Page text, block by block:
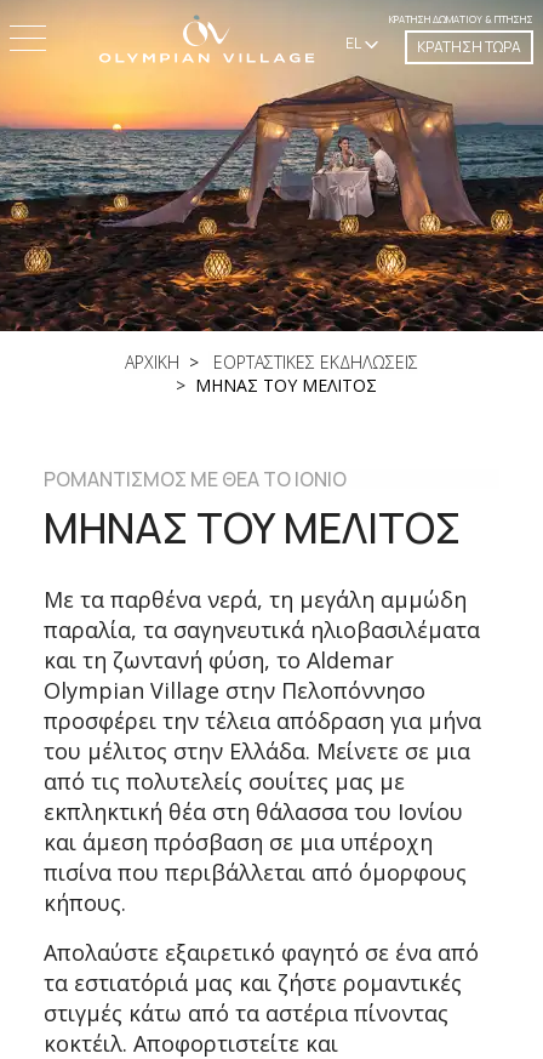
EL
ΚΡΆΤΗΣΗ ΔΩΜΑΤΊΟΥ & ΠΤΉΣΗΣ
ΚΡΑΤΗΣΗ ΤΩΡΑ
ΑΡΧΙΚΗ
ΕΟΡΤΑΣΤΙΚΕΣ ΕΚΔΗΛΩΣΕΙΣ
ΜΗΝΑΣ ΤΟΥ ΜΕΛΙΤΟΣ
ΡΟΜΑΝΤΙΣΜΟΣ ΜΕ ΘΕΑ ΤΟ ΙΟΝΙΟ
ΜΗΝΑΣ ΤΟΥ ΜΕΛΙΤΟΣ
Με τα παρθένα νερά, τη μεγάλη αμμώδη
παραλία, τα σαγηνευτικά ηλιοβασιλέματα
και τη ζωντανή φύση, το Aldemar
Olympian Village στην Πελοπόννησο
προσφέρει την τέλεια απόδραση για μήνα
του μέλιτος στην Ελλάδα. Μείνετε σε μια
από τις πολυτελείς σουίτες μας με
εκπληκτική θέα στη θάλασσα του Ιονίου
και άμεση πρόσβαση σε μια υπέροχη
πισίνα που περιβάλλεται από όμορφους
κήπους.
Απολαύστε εξαιρετικό φαγητό σε ένα από
τα εστιατόριά μας και ζήστε ρομαντικές
στιγμές κάτω από τα αστέρια πίνοντας
κοκτέιλ. Αποφορτιστείτε και